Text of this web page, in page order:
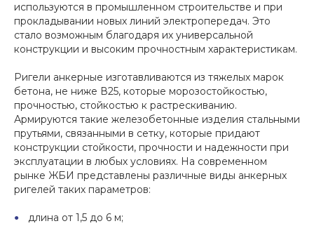
используются в промышленном строительстве и при
прокладывании новых линий электропередач. Это
стало возможным благодаря их универсальной
конструкции и высоким прочностным характеристикам.
Ригели анкерные изготавливаются из тяжелых марок
бетона, не ниже В25, которые морозостойкостью,
прочностью, стойкостью к растрескиванию.
Армируются такие железобетонные изделия стальными
прутьями, связанными в сетку, которые придают
конструкции стойкости, прочности и надежности при
эксплуатации в любых условиях. На современном
рынке ЖБИ представлены различные виды анкерных
ригелей таких параметров:
длина от 1,5 до 6 м;